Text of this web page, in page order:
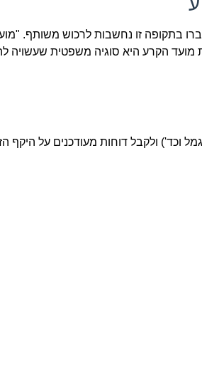
בתקופה זו נחשבות לרכוש משותף.
מועד הקרע היא סוגיה משפטית שעשויה
וכד') ולקבל דוחות מעודכנים על היקף